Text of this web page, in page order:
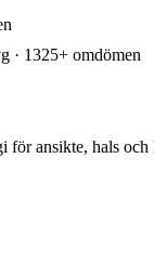
· 1325+ omdömen
för ansikte, hals och